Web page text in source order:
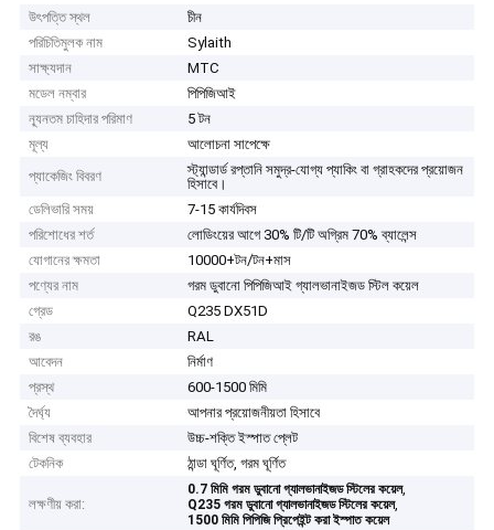
উৎপত্তি স্থল
চীন
পরিচিতিমুলক নাম
Sylaith
সাক্ষ্যদান
MTC
মডেল নম্বার
পিপিজিআই
ন্যূনতম চাহিদার পরিমাণ
5 টন
মূল্য
আলোচনা সাপেক্ষে
প্যাকেজিং বিবরণ
স্ট্যান্ডার্ড রপ্তানি সমুদ্র-যোগ্য প্যাকিং বা গ্রাহকদের প্রয়োজন
হিসাবে।
ডেলিভারি সময়
7-15 কার্যদিবস
পরিশোধের শর্ত
লোডিংয়ের আগে 30% টি/টি অগ্রিম 70% ব্যালেন্স
যোগানের ক্ষমতা
10000+টন/টন+মাস
পণ্যের নাম
গরম ডুবানো পিপিজিআই গ্যালভানাইজড স্টিল কয়েল
গ্রেড
Q235 DX51D
রঙ
RAL
আবেদন
নির্মাণ
প্রস্থ
600-1500 মিমি
দৈর্ঘ্য
আপনার প্রয়োজনীয়তা হিসাবে
বিশেষ ব্যবহার
উচ্চ-শক্তি ইস্পাত প্লেট
টেকনিক
ঠান্ডা ঘূর্ণিত, গরম ঘূর্ণিত
লক্ষণীয় করা:
0.7 মিমি গরম ডুবানো গ্যালভানাইজড স্টিলের কয়েল,
Q235 গরম ডুবানো গ্যালভানাইজড স্টিলের কয়েল,
1500 মিমি পিপিজি প্রিপেইন্ট করা ইস্পাত কয়েল